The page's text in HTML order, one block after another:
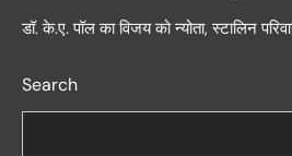
डॉ. के.ए. पॉल का विजय को न्योता, स्टालिन
Search